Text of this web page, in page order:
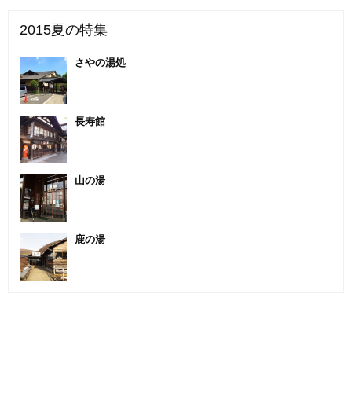
2015夏の特集
さやの湯処
長寿館
山の湯
鹿の湯